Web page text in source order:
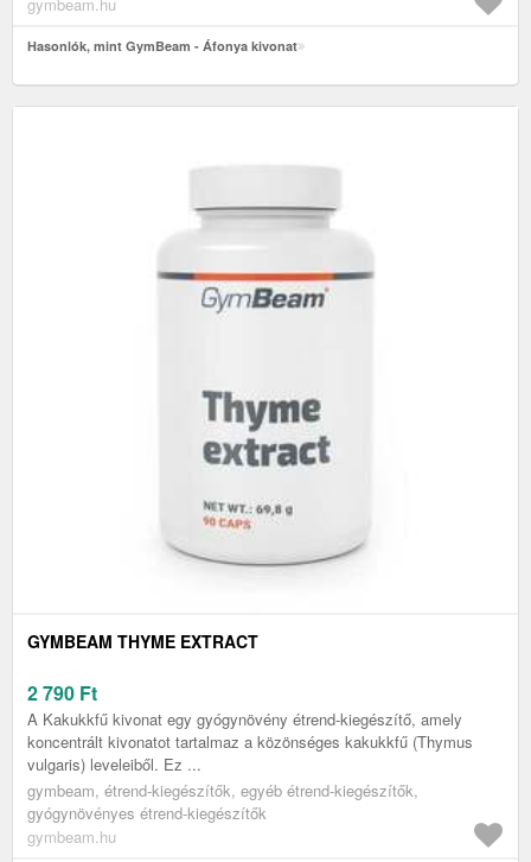
gymbeam.hu
Hasonlók, mint GymBeam - Áfonya kivonat
GYMBEAM THYME EXTRACT
2 790 Ft
A Kakukkfű kivonat egy gyógynövény étrend-kiegészítő, amely
koncentrált kivonatot tartalmaz a közönséges kakukkfű (Thymus
vulgaris) leveleiből. Ez ...
gymbeam, étrend-kiegészítők, egyéb étrend-kiegészítők,
gyógynövényes étrend-kiegészítők
gymbeam.hu